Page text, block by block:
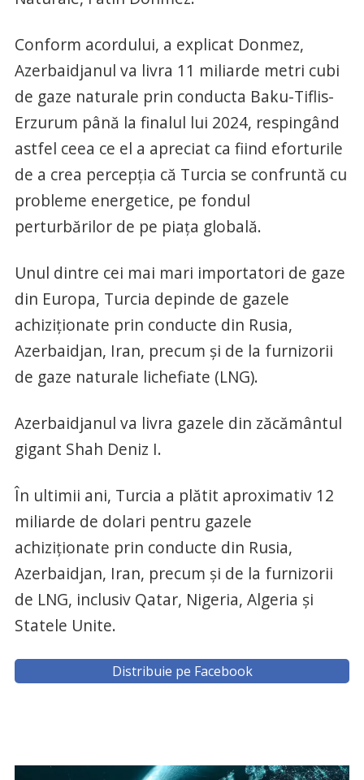
Conform acordului, a explicat Donmez,
Azerbaidjanul va livra 11 miliarde metri cubi
de gaze naturale prin conducta Baku-Tiflis-
Erzurum până la finalul lui 2024, respingând
astfel ceea ce el a apreciat ca fiind eforturile
de a crea percepţia că Turcia se confruntă cu
probleme energetice, pe fondul
perturbărilor de pe piaţa globală.
Unul dintre cei mai mari importatori de gaze
din Europa, Turcia depinde de gazele
achiziţionate prin conducte din Rusia,
Azerbaidjan, Iran, precum şi de la furnizorii
de gaze naturale lichefiate (LNG).
Azerbaidjanul va livra gazele din zăcământul
gigant Shah Deniz I.
În ultimii ani, Turcia a plătit aproximativ 12
miliarde de dolari pentru gazele
achiziţionate prin conducte din Rusia,
Azerbaidjan, Iran, precum şi de la furnizorii
de LNG, inclusiv Qatar, Nigeria, Algeria şi
Statele Unite.
Distribuie pe Facebook